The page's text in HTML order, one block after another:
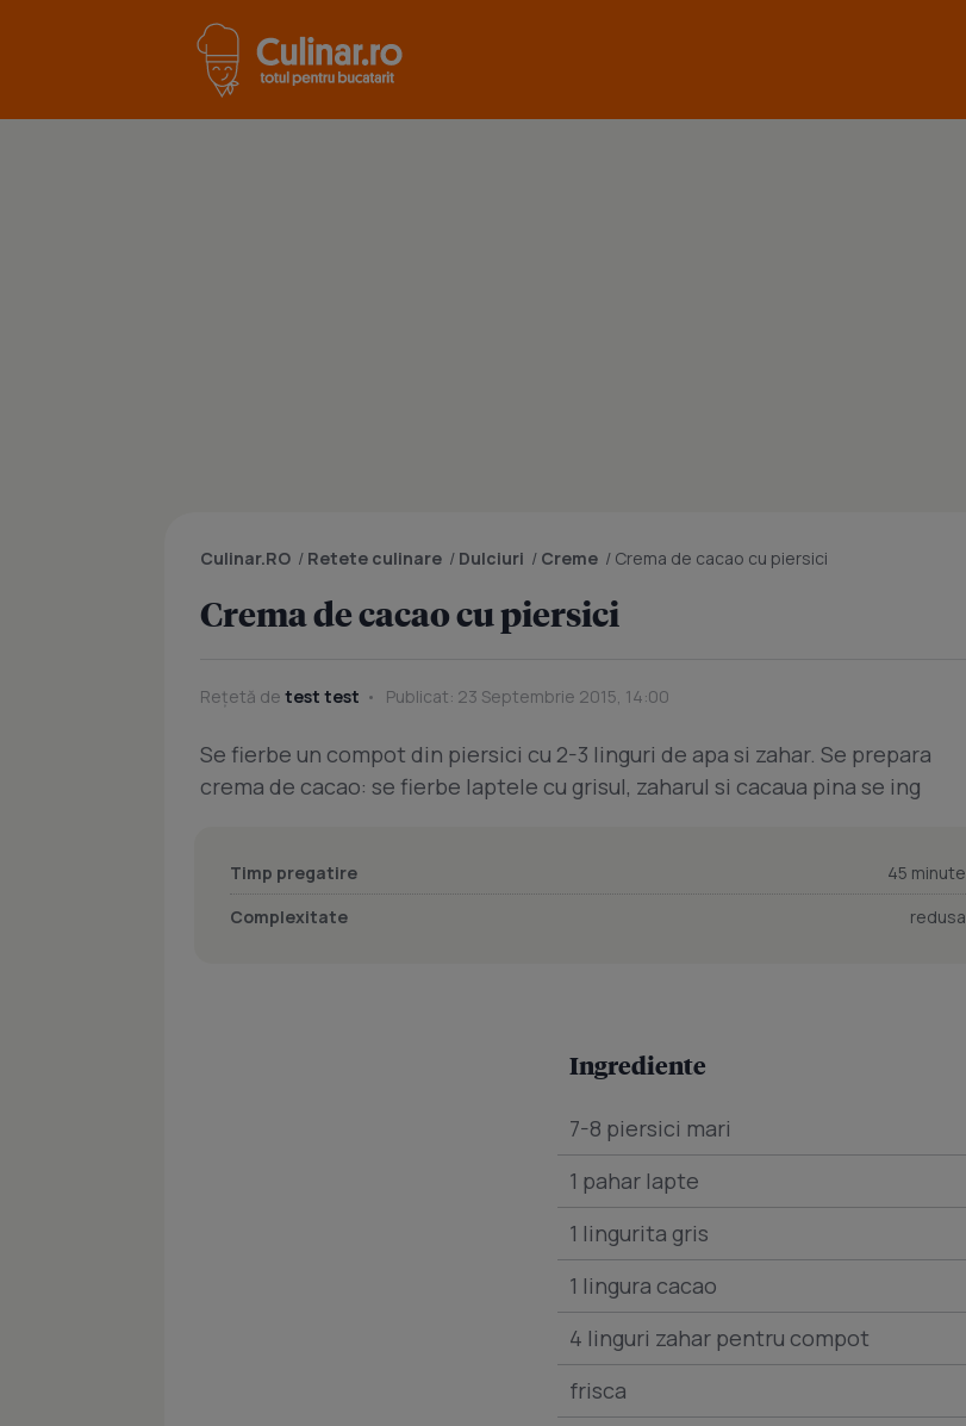
Culinar.RO / Retete culinare / Dulciuri / Creme / Crema de cacao cu piersici
Crema de cacao cu piersici
Rețetă de test test Publicat: 23 Septembrie 2015, 14:00
Se fierbe un compot din piersici cu 2-3 linguri de apa si zahar. Se prepara
crema de cacao: se fierbe laptele cu grisul, zaharul si cacaua pina se ing
Timp pregatire
45 minute
Complexitate
redusa
Ingrediente
7-8 piersici mari
1 pahar lapte
1 lingurita gris
1 lingura cacao
4 linguri zahar pentru compot
frisca